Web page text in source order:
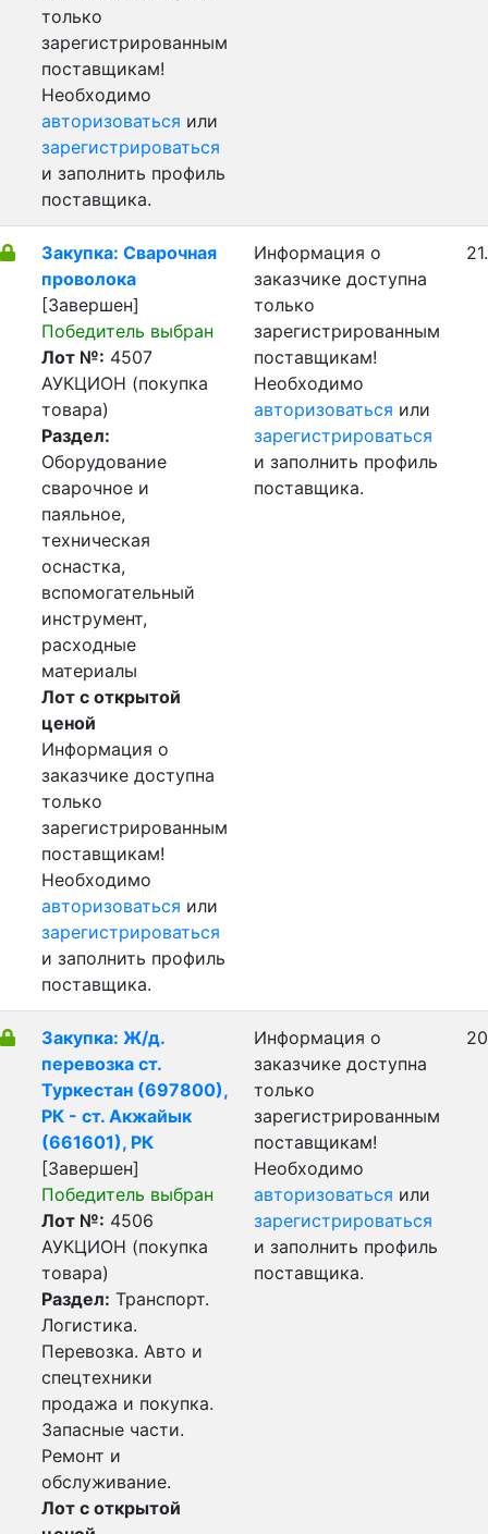
только
зарегистрированным
поставщикам!
Необходимо
авторизоваться или
зарегистрироваться
и заполнить профиль
поставщика.
Закупка: Сварочная
проволока
[Завершен]
Победитель выбран
Лот №: 4507
АУКЦИОН (покупка
товара)
Раздел:
Оборудование
сварочное и
паяльное,
техническая
оснастка,
вспомогательный
инструмент,
расходные
материалы
Лот с открытой
ценой
Информация о
заказчике доступна
только
зарегистрированным
поставщикам!
Необходимо
авторизоваться или
зарегистрироваться
и заполнить профиль
поставщика.
Информация о
заказчике доступна
только
зарегистрированным
поставщикам!
Необходимо
авторизоваться или
зарегистрироваться
и заполнить профиль
поставщика.
Закупка: Ж/д.
перевозка ст.
Туркестан (697800),
РК - ст. Акжайык
(661601), РК
[Завершен]
Победитель выбран
Лот №: 4506
АУКЦИОН (покупка
товара)
Раздел: Транспорт.
Логистика.
Перевозка. Авто и
спецтехники
продажа и покупка.
Запасные части.
Ремонт и
обслуживание.
Лот с открытой
Информация о
заказчике доступна
только
зарегистрированным
поставщикам!
Необходимо
авторизоваться или
зарегистрироваться
и заполнить профиль
поставщика.